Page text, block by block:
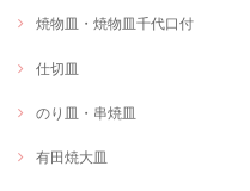
焼物皿・焼物皿千代口付
仕切皿
のり皿・串焼皿
有田焼大皿